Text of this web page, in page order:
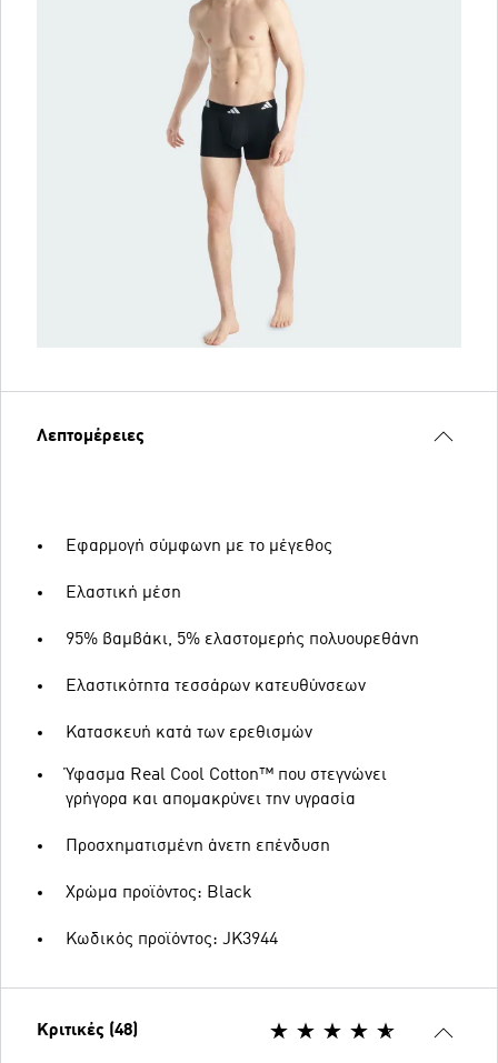
Λεπτομέρειες
Εφαρμογή σύμφωνη με το μέγεθος
Ελαστική μέση
95% βαμβάκι, 5% ελαστομερής πολυουρεθάνη
Ελαστικότητα τεσσάρων κατευθύνσεων
Κατασκευή κατά των ερεθισμών
Ύφασμα Real Cool Cotton™ που στεγνώνει
γρήγορα και απομακρύνει την υγρασία
Προσχηματισμένη άνετη επένδυση
Χρώμα προϊόντος: Black
Κωδικός προϊόντος: JK3944
Κριτικές (48)